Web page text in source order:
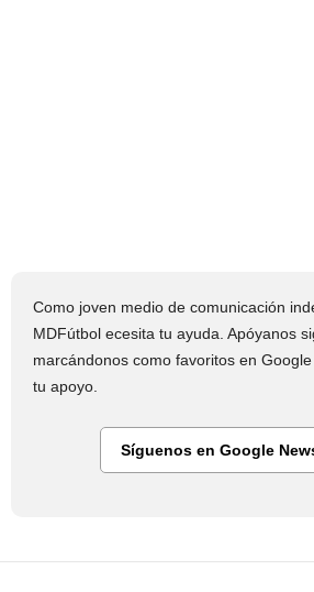
Como joven medio de comunicación
MDFútbol ecesita tu ayuda. Apóyanos
marcándonos como favoritos en
tu apoyo.
Síguenos en Google